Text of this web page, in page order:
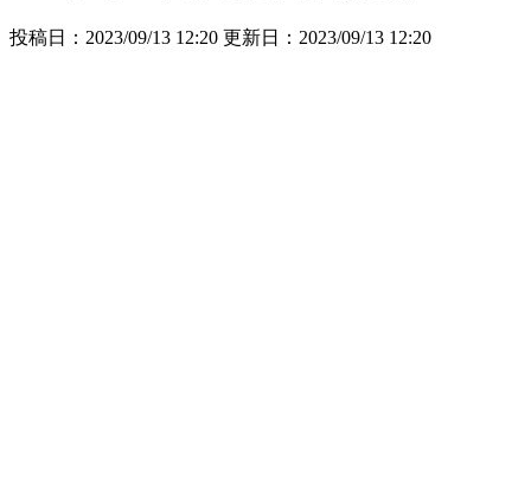
投稿日：2023/09/13 12:20 更新日： 2023/09/13 12:20